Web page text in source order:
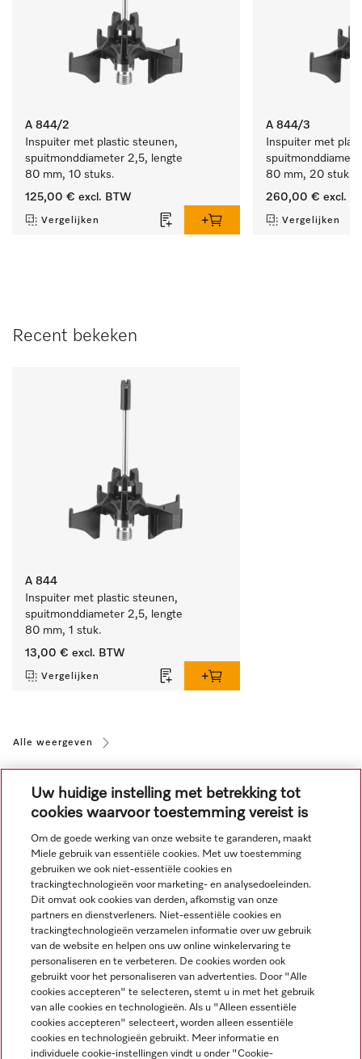
A 844/2
Inspuiter met plastic steunen,
spuitmonddiameter 2,5, lengte
80 mm, 10 stuks.
125,00 € excl. BTW
Vergelijken
A 844/3
Inspuiter met
80 mm, 20 stuks.
260,00 € excl.
Vergelijken
Recent bekeken
A 844
Inspuiter met plastic steunen,
spuitmonddiameter 2,5, lengte
80 mm, 1 stuk.
13,00 € excl. BTW
Vergelijken
Alle weergeven
Navigatie
Service
Uw huidige instelling met betrekking tot
cookies waarvoor toestemming vereist is
Om de goede werking van onze website te garanderen, maakt
Miele gebruik van essentiële cookies. Met uw toestemming
gebruiken we ook niet-essentiële cookies en
trackingtechnologieën voor marketing- en analysedoeleinden.
Dit omvat ook cookies van derden, afkomstig van onze
partners en dienstverleners. Niet-essentiële cookies en
trackingtechnologieën verzamelen informatie over uw gebruik
van de website en helpen ons uw online winkelervaring te
personaliseren en te verbeteren. De cookies worden ook
gebruikt voor het personaliseren van advertenties. Door "Alle
cookies accepteren" te selecteren, stemt u in met het gebruik
van alle cookies en technologieën. Als u "Alleen essentiële
cookies accepteren" selecteert, worden alleen essentiële
cookies en technologieën gebruikt. Meer informatie en
individuele cookie-instellingen vindt u onder "Cookie-